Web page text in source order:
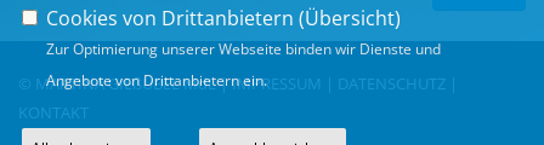
© MARTINA GIEßÜBEL MdL |IMPRESSUM DATENSCHUTZ
KONTAKT
Cookies von Drittanbietern (Übersicht)
Zur Optimierung unserer Webseite binden wir Dienste und
Angebote von Drittanbietern ein.